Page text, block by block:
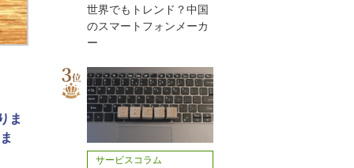
ま
世界でもトレンド？中国
のスマートフォンメーカ
ー
サービスコラム